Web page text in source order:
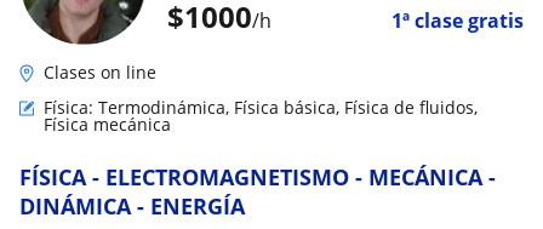
$1000/h 1ª clase gratis
Clases on line
Física: Termodinámica, Física básica, Física de fluidos,
Física mecánica
FÍSICA - ELECTROMAGNETISMO - MECÁNICA -
DINÁMICA - ENERGÍA